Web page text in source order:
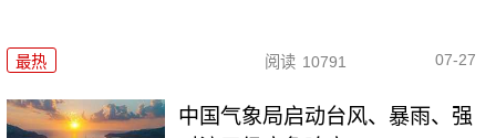
最热 阅读 10791 07-27
中国气象局启动台风、暴雨、强